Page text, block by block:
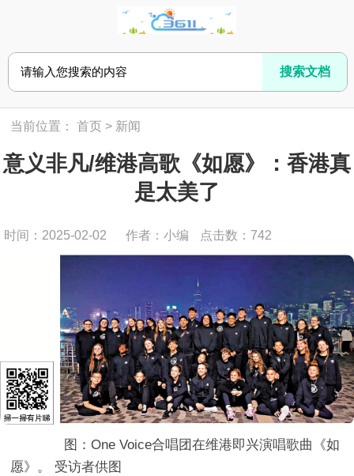
当前位置：首页 > 新闻
意义非凡/维港高歌《如愿》：香港真
是太美了
时间：2025-02-02 作者：小编 点击数： 742
图：One Voice合唱团在维港即兴演唱歌曲《如
愿》。 受访者供图